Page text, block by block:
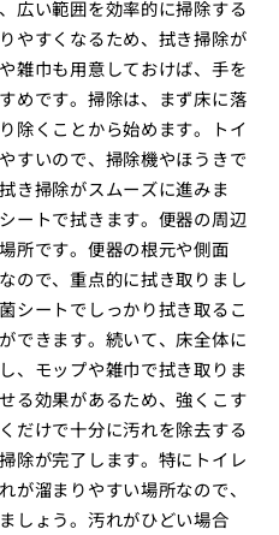
広い範囲を効率的に掃除する
やすくなるため、拭き掃除が
雑巾も用意しておけば、手を
めです。掃除は、まず床に落
除くことから始めます。トイ
すいので、掃除機やほうきで
き掃除がスムーズに進みま
ートで拭きます。便器の周辺
所です。便器の根元や側面
ので、重点的に拭き取りまし
シートでしっかり拭き取るこ
できます。続いて、床全体に
、モップや雑巾で拭き取りま
る効果があるため、強くこす
だけで十分に汚れを除去する
除が完了します。特にトイレ
が溜まりやすい場所なので、
しょう。汚れがひどい場合